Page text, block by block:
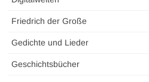
Friedrich der Große
Gedichte und Lieder
Geschichtsbücher